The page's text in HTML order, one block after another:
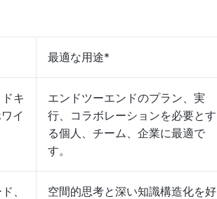
最適な用途*
キ
イ
エンドツーエンドのプラン、実
行、コラボレーションを必要とす
る個人、チーム、企業に最適で
す。
、
空間的思考と深い知識構造化を好